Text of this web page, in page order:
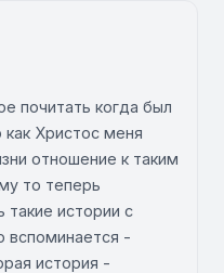
почитать когда был
Христос меня
отношение к таким
то теперь
такие истории с
вспоминается -
история -